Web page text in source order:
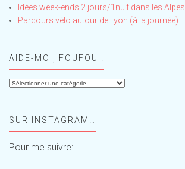
Idées week-ends 2 jours/1nuit dans les Alpes
Parcours vélo autour de Lyon (à la journée)
AIDE-MOI, FOUFOU !
Aide-
!SUR INSTAGRAM…
Pour me suivre: